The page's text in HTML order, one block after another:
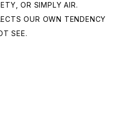
OR SIMPLY AIR.
OUR OWN TENDENCY
SEE.